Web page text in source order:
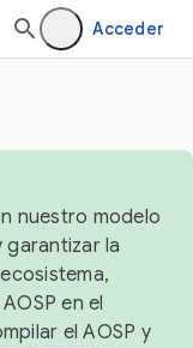
Acceder
nuestro modelo
garantizar la
en el
el AOSP y